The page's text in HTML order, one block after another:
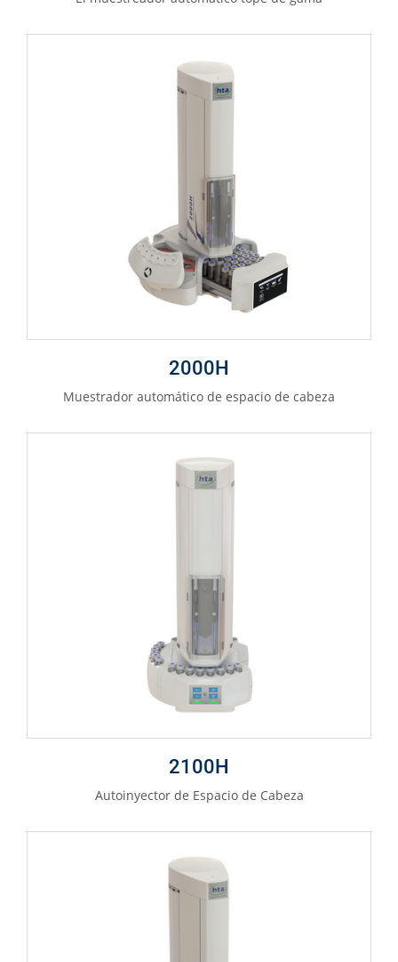
2000H
Muestrador automático de espacio de cabeza
2100H
Autoinyector de Espacio de Cabeza